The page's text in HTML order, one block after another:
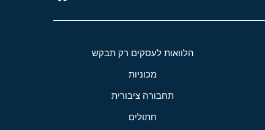
הלוואות לעסקים רק תבקש
מכוניות
תחבורה ציבורית
חתולים